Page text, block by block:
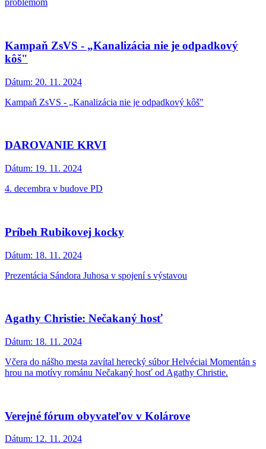
problémom
Kampaň ZsVS - „Kanalizácia nie je odpadkový
kôš"
Dátum: 20. 11. 2024
Kampaň ZsVS - „Kanalizácia nie je odpadkový kôš"
DAROVANIE KRVI
Dátum: 19. 11. 2024
4. decembra v budove PD
Príbeh Rubikovej kocky
Dátum: 18. 11. 2024
Prezentácia Sándora Juhosa v spojení s výstavou
Agathy Christie: Nečakaný hosť
Dátum: 18. 11. 2024
Včera do nášho mesta zavítal herecký súbor Helvéciai Momentán s
hrou na motívy románu Nečakaný hosť od Agathy Christie.
Verejné fórum obyvateľov v Kolárove
Dátum: 12. 11. 2024